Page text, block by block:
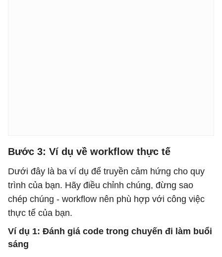
Tần suất: [bao nhiêu lần mỗi tuần]
Bước 3: Ví dụ về workflow thực tế
Dưới đây là ba ví dụ để truyền cảm hứng cho quy
trình của bạn. Hãy điều chỉnh chúng, đừng sao
chép chúng - workflow nên phù hợp với công việc
thực tế của bạn.
Ví dụ 1: Đánh giá code trong chuyến đi làm buổi
sáng